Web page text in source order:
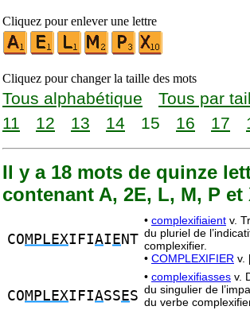
Cliquez pour enlever une lettre
Cliquez pour changer la taille des mots
Tous alphabétique Tous par
11
12 13 14 15 16 17
Il y a 18 mots de quinze
contenant A, 2E, L, M, P et
COMPLEXIFIAI E NT
• complexifiaient v.
du pluriel de
complexifier.
• COMPLEXIFIER v.
COMPLEXIFIASS ES
• complexifiasses v.
du singulier de
du verbe